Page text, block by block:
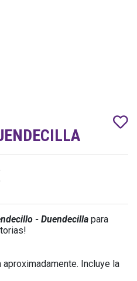
- Duendecilla para
Incluye la